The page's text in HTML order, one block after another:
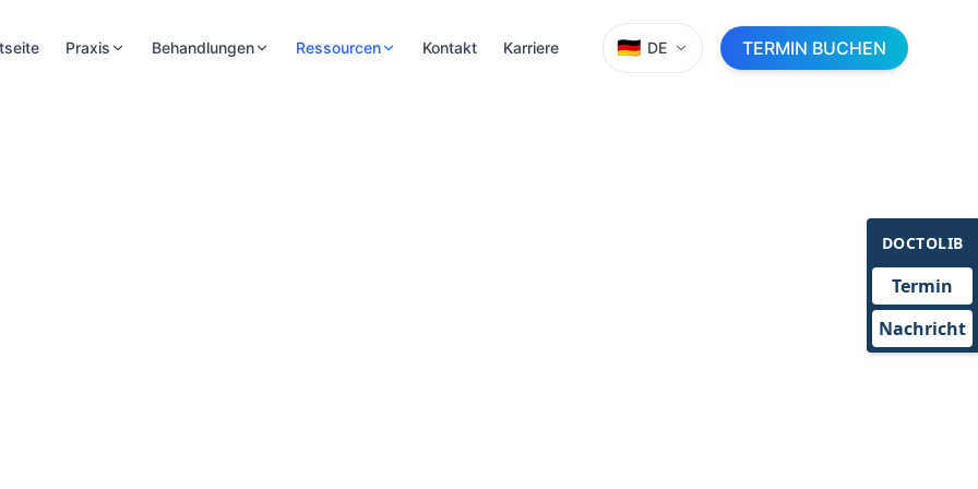
Praxis Behandlungen Ressourcen Kontakt Karriere 🇩🇪 DE TERMIN BUCHEN
DOCTOLIB
Termin
Nachricht